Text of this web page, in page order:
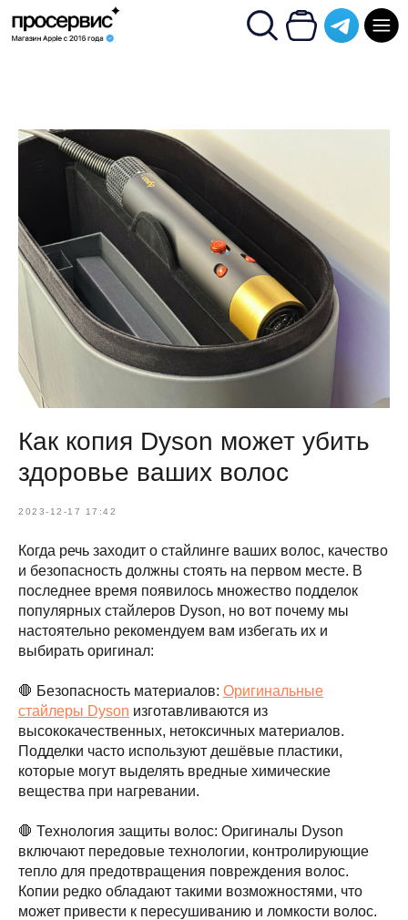
Как копия Dyson может убить
здоровье ваших волос
2023-12-17 17:42
Когда речь заходит о стайлинге ваших волос, качество
и безопасность должны стоять на первом месте. В
последнее время появилось множество подделок
популярных стайлеров Dyson, но вот почему мы
настоятельно рекомендуем вам избегать их и
выбирать оригинал:
🛑 Безопасность материалов: Оригинальные
стайлеры Dyson изготавливаются из
высококачественных, нетоксичных материалов.
Подделки часто используют дешёвые пластики,
которые могут выделять вредные химические
вещества при нагревании.
🛑 Технология защиты волос: Оригиналы Dyson
включают передовые технологии, контролирующие
тепло для предотвращения повреждения волос.
Копии редко обладают такими возможностями, что
может привести к пересушиванию и ломкости волос.